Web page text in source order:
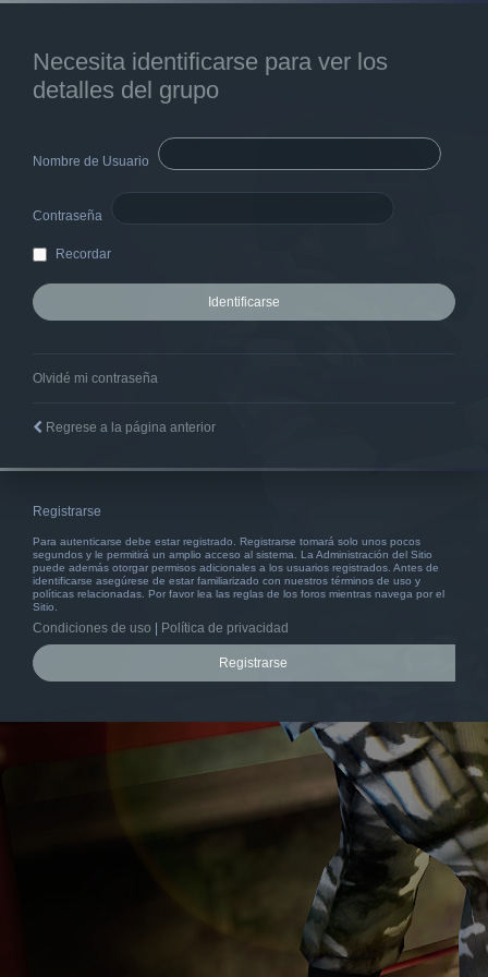
Necesita identificarse para ver los
detalles del grupo
Nombre de Usuario
Contraseña
Recordar
Olvidé mi contraseña
Regrese a la página anterior
Registrarse
Para autenticarse debe estar registrado. Registrarse tomará solo unos pocos
segundos y le permitirá un amplio acceso al sistema. La Administración del Sitio
puede además otorgar permisos adicionales a los usuarios registrados. Antes de
identificarse asegúrese de estar familiarizado con nuestros términos de uso y
políticas relacionadas. Por favor lea las reglas de los foros mientras navega por el
Sitio.
Condiciones de uso Política de privacidad
Registrarse